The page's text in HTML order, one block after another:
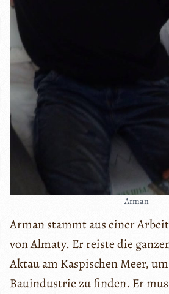
Arman
Arman stammt aus einer
von Almaty. Er reiste die
Aktau am Kaspischen Meer,
Bauindustrie zu finden. Er